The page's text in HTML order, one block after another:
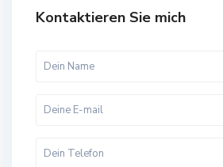
Kontaktieren Sie mich